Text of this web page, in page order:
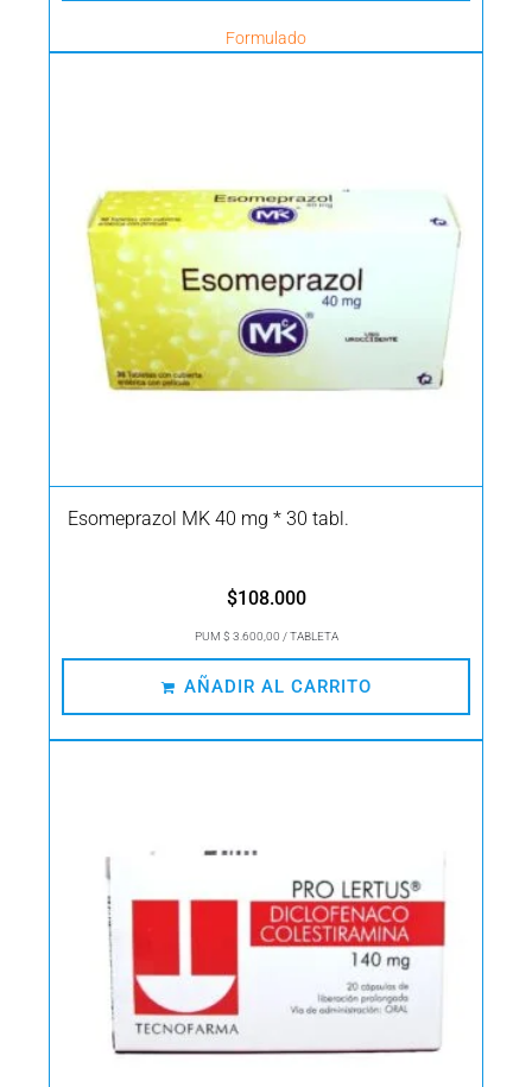
Formulado
Esomeprazol MK 40 mg * 30 tabl.
$108.000
PUM $ 3.600,00 / TABLETA
AÑADIR AL CARRITO